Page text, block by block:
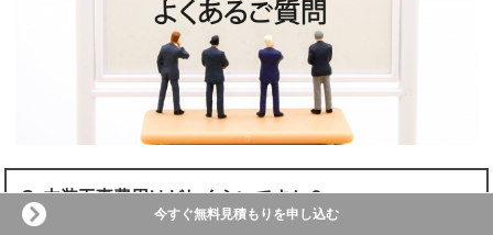
Q. 内装工事費用はどれくらいですか？
今すぐ無料見積もりを申し込む